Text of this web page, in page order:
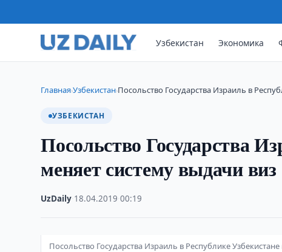
Узбекистан Экономика
Главная›Узбекистан›Посольство Государства Израиль в
УЗБЕКИСТАН
Посольство Государства
меняет систему выдачи виз
UzDaily 18.04.2019 ·00:19
Посольство Государства Израиль в Республике